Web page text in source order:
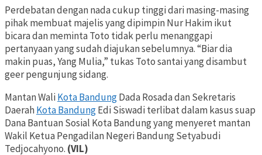
Perdebatan dengan nada cukup tinggi dari masing-masing
pihak membuat majelis yang dipimpin Nur Hakim ikut
bicara dan meminta Toto tidak perlu menanggapi
pertanyaan yang sudah diajukan sebelumnya. “Biar dia
makin puas, Yang Mulia,” tukas Toto santai yang disambut
geer pengunjung sidang.
Mantan WaliKota BandungDada Rosada dan Sekretaris
DaerahKota BandungEdi Siswadi terlibat dalam kasus suap
Dana Bantuan Sosial Kota Bandung yang menyeret mantan
Wakil Ketua Pengadilan Negeri Bandung Setyabudi
Tedjocahyono. (VIL)